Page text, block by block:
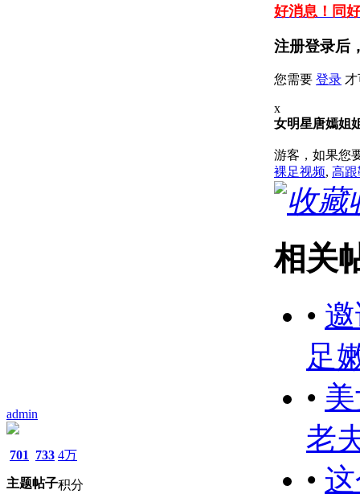
admin
701
主题
733
帖子
4万
积分
好消息！同
注册登录后
您需要 登录
x
女明星唐嫣姐
游客，如果您
裸足视频, 高跟
相关
•
足
•
老
•